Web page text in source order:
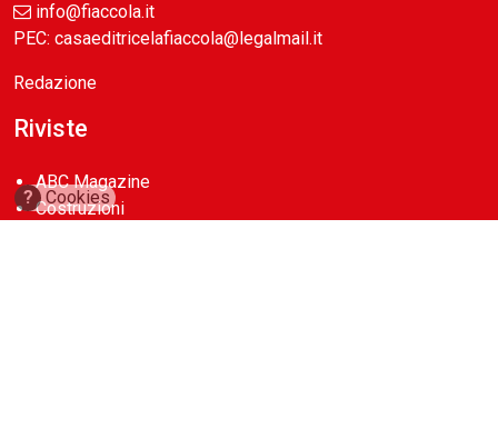
info@fiaccola.it
PEC: casaeditricelafiaccola@legalmail.it
Redazione
Riviste
ABC Magazine
Costruzioni
? Cookies